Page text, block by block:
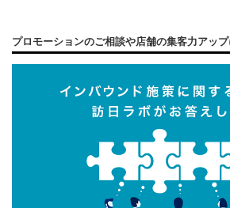
プロモーションのご相談や店舗の集客力アップ